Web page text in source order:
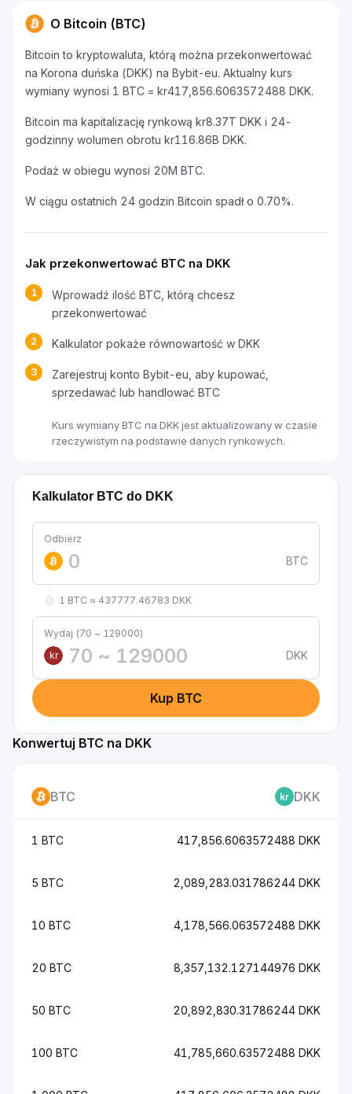
O Bitcoin (BTC)
Bitcoin to kryptowaluta, którą można przekonwertować
na Korona duńska (DKK) na Bybit-eu. Aktualny kurs
wymiany wynosi 1 BTC = kr417,856.6063572488 DKK.
Bitcoin ma kapitalizację rynkową kr8.37T DKK i 24-
godzinny wolumen obrotu kr116.86B DKK.
Podaż w obiegu wynosi 20M BTC.
W ciągu ostatnich 24 godzin Bitcoin spadł o 0.70%.
Jak przekonwertować BTC na DKK
1
Wprowadź ilość BTC, którą chcesz
przekonwertować
2 Kalkulator pokaże równowartość w DKK
3
Zarejestruj konto Bybit-eu, aby kupować,
sprzedawać lub handlować BTC
Kurs wymiany BTC na DKK jest aktualizowany w czasie
rzeczywistym na podstawie danych rynkowych.
Kalkulator BTC do DKK
Odbierz
BTC
1 BTC ≈ 437777.46783 DKK
Wydaj (70 ~ 129000)
kr
DKK
Kup BTC
Konwertuj BTC na DKK
BTC DKK
1 BTC 417,856.6063572488 DKK
5 BTC 2,089,283.031786244 DKK
10 BTC 4,178,566.063572488 DKK
20 BTC 8,357,132.127144976 DKK
50 BTC 20,892,830.31786244 DKK
100 BTC 41,785,660.63572488 DKK